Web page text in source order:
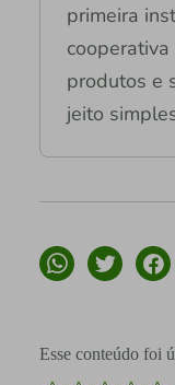
primeira
produtos e
jeito
Esse conteúdo foi